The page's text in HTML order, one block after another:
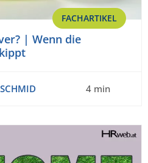
FACHARTIKEL
| Wenn die
4 min